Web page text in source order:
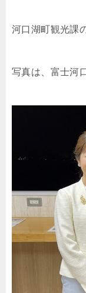
河口湖町観光課
写真は、富士河